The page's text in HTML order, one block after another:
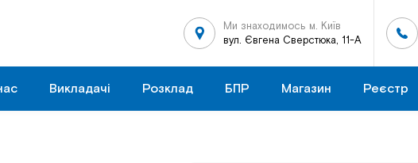
Ми знаходимось м. Київ
вул. Євгена Сверстюка, 11-А
Викладачі Розклад БПР Магазин Реєстр